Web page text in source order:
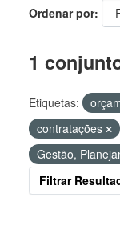
Ordenar por
1
Etiquetas:
contratações
Gestão,
Filtrar